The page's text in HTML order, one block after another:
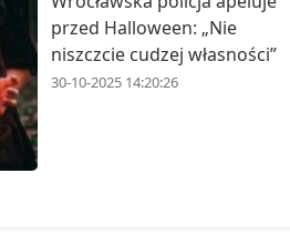
przed Halloween: „Nie
niszczcie cudzej własności”
30-10-2025 14:20:26